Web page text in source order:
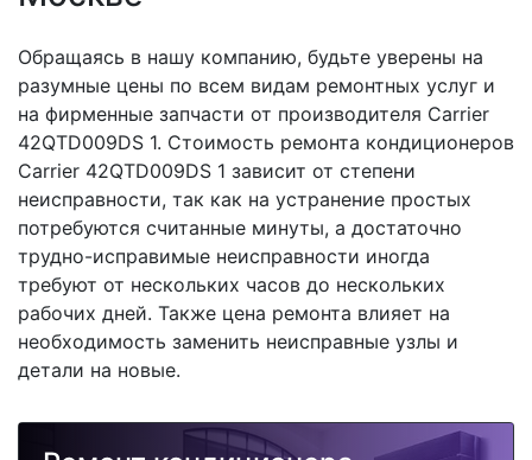
Обращаясь в нашу компанию, будьте уверены на
разумные цены по всем видам ремонтных услуг и
на фирменные запчасти от производителя Carrier
42QTD009DS 1. Стоимость ремонта кондиционеров
Carrier 42QTD009DS 1 зависит от степени
неисправности, так как на устранение простых
потребуются считанные минуты, а достаточно
трудно-исправимые неисправности иногда
требуют от нескольких часов до нескольких
рабочих дней. Также цена ремонта влияет на
необходимость заменить неисправные узлы и
детали на новые.